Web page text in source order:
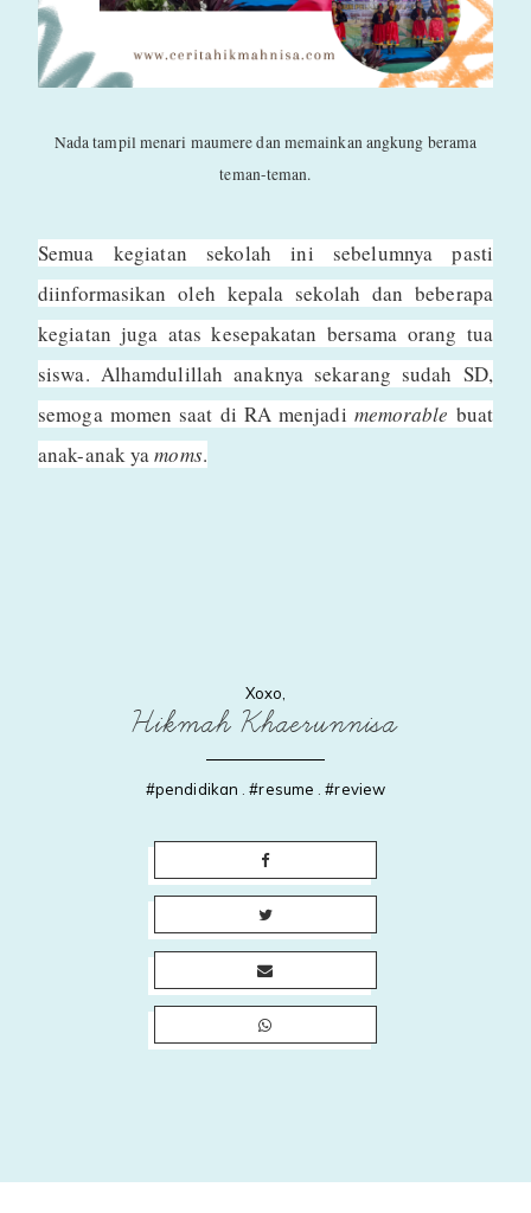
Nada tampil menari maumere dan memainkan angkung berama
teman-teman.
Semua kegiatan sekolah ini sebelumnya pasti
diinformasikan oleh kepala sekolah dan beberapa
kegiatan juga atas kesepakatan bersama orang tua
siswa. Alhamdulillah anaknya sekarang sudah SD,
semoga momen saat di RA menjadi memorable buat
anak-anak yamoms.
Xoxo,
Hikmah Khaerunnisa
#pendidikan .#resume .#review